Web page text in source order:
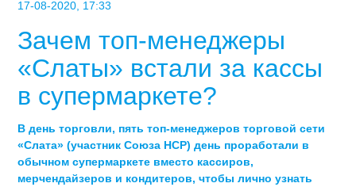
17-08-2020, 17:33
Зачем топ-менеджеры
«Слаты» встали за кассы
в супермаркете?
В день торговли, пять топ-менеджеров торговой сети
«Слата» (участник Союза НСР) день проработали в
обычном супермаркете вместо кассиров,
мерчендайзеров и кондитеров, чтобы лично узнать